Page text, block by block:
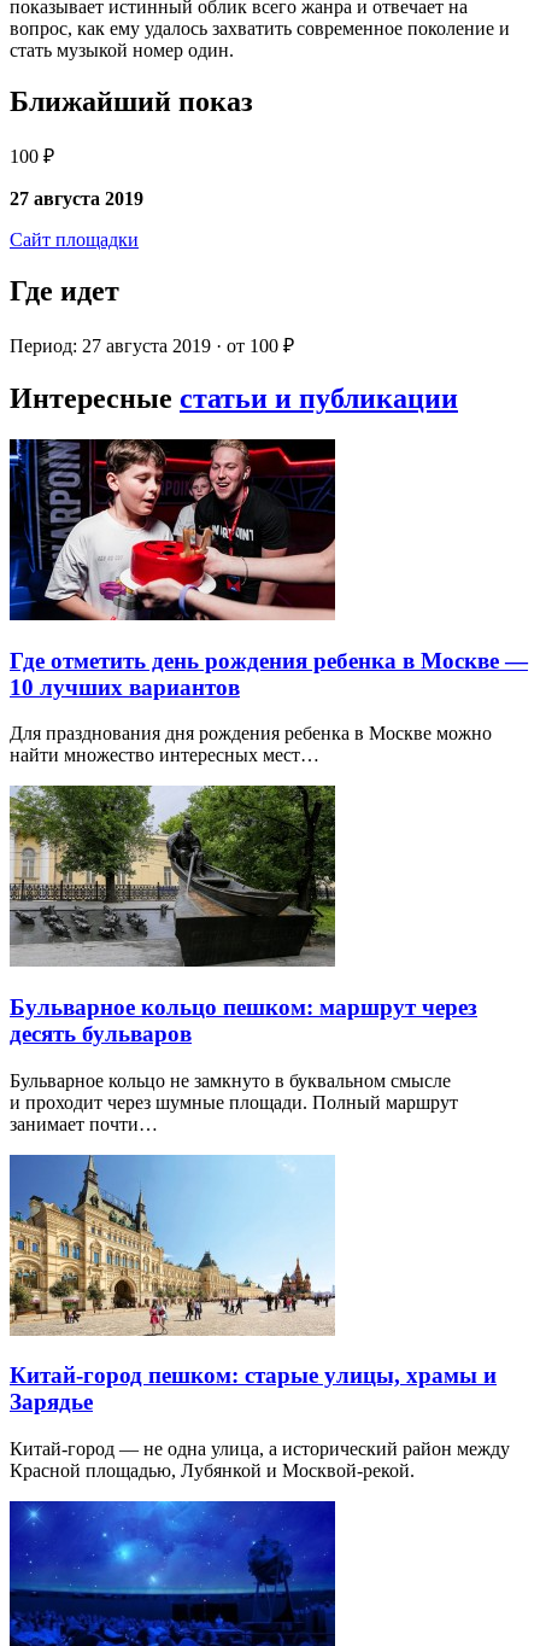
показывает истинный облик всего жанра и отвечает на
вопрос, как ему удалось захватить современное поколение и
стать музыкой номер один.
Ближайший показ
100 ₽
27 августа 2019
Сайт площадки
Где идет
Период: 27 августа 2019 · от 100 ₽
Интересные статьи и публикации
Где отметить день рождения ребенка в Москве —
10 лучших вариантов
Для празднования дня рождения ребенка в Москве можно
найти множество интересных мест…
Бульварное кольцо пешком: маршрут через
десять бульваров
Бульварное кольцо не замкнуто в буквальном смысле
и проходит через шумные площади. Полный маршрут
занимает почти…
Китай-город пешком: старые улицы, храмы и
Зарядье
Китай-город — не одна улица, а исторический район между
Красной площадью, Лубянкой и Москвой-рекой.